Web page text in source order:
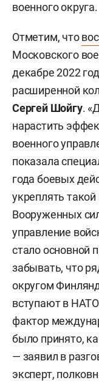
военного округа.
Отметим, что
Московского
декабре 2022
расширенной
Сергей Шойгу.
нарастить
военного
показала
года боевых
укреплять
Вооруженных
управление
стало основной
забывать, что
округом
вступают в
фактор
было принято,
— заявил в
эксперт,